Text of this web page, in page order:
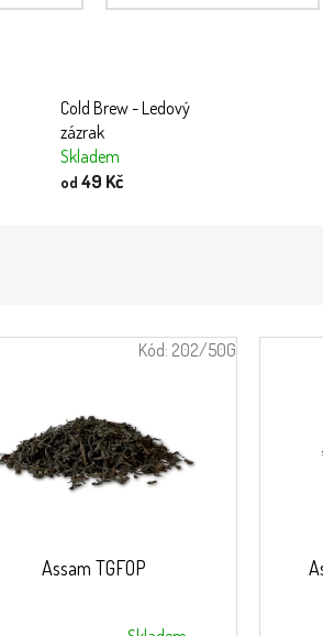
Cold Brew - Ledový
zázrak
Skladem
od 49 Kč
Assam TGFOP
Kód: 202/50G